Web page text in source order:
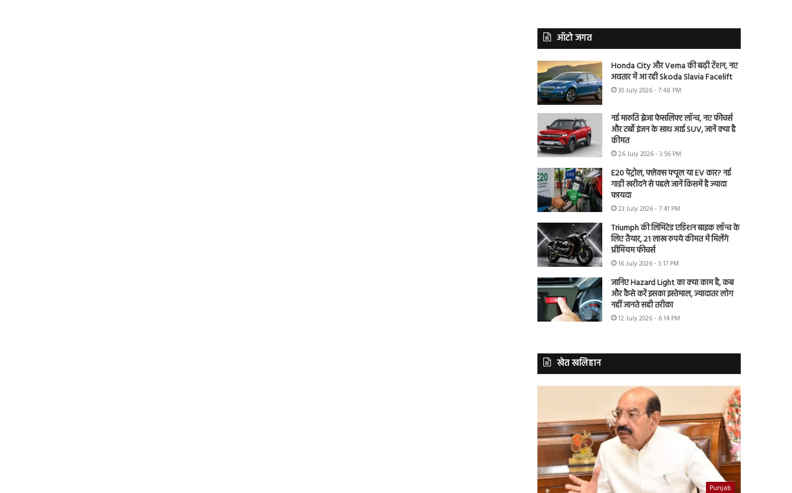
ऑटो जगत
Honda City और Verna की बढ़ी टेंशन, नए
अवतार में आ रही Skoda Slavia Facelift
30 July 2026 - 7:48 PM
नई मारुति ब्रेजा फेसलिफ्ट लॉन्च, नए फीचर्स
और टर्बो इंजन के साथ आई SUV, जानें क्या है
कीमत
26 July 2026 - 3:56 PM
E20 पेट्रोल, फ्लेक्स फ्यूल या EV कार? नई
गाड़ी खरीदने से पहले जानें किसमें है ज्यादा
फायदा
23 July 2026 - 7:41 PM
Triumph की लिमिटेड एडिशन बाइक लॉन्च के
लिए तैयार, 21 लाख रुपये कीमत में मिलेंगे
प्रीमियम फीचर्स
16 July 2026 - 3:17 PM
जानिए Hazard Light का क्या काम है, कब
और कैसे करें इसका इस्तेमाल, ज्यादातर लोग
नहीं जानते सही तरीका
12 July 2026 - 6:14 PM
खेत खलिहान
Punjab